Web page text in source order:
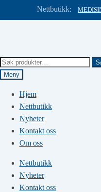
Nettbutikk:
Søk
etter:
Meny
Hjem
Nettbutikk
Nyheter
Kontakt oss
Om oss
Nettbutikk
Nyheter
Kontakt oss